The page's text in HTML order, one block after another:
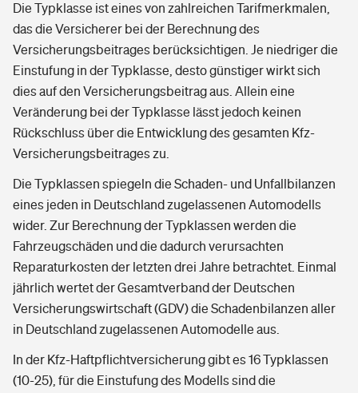
Die Typklasse ist eines von zahlreichen Tarifmerkmalen,
das die Versicherer bei der Berechnung des
Versicherungsbeitrages berücksichtigen. Je niedriger die
Einstufung in der Typklasse, desto günstiger wirkt sich
dies auf den Versicherungsbeitrag aus. Allein eine
Veränderung bei der Typklasse lässt jedoch keinen
Rückschluss über die Entwicklung des gesamten Kfz-
Versicherungsbeitrages zu.
Die Typklassen spiegeln die Schaden- und Unfallbilanzen
eines jeden in Deutschland zugelassenen Automodells
wider. Zur Berechnung der Typklassen werden die
Fahrzeugschäden und die dadurch verursachten
Reparaturkosten der letzten drei Jahre betrachtet. Einmal
jährlich wertet der Gesamtverband der Deutschen
Versicherungswirtschaft (GDV) die Schadenbilanzen aller
in Deutschland zugelassenen Automodelle aus.
In der Kfz-Haftpflichtversicherung gibt es 16 Typklassen
(10-25), für die Einstufung des Modells sind die